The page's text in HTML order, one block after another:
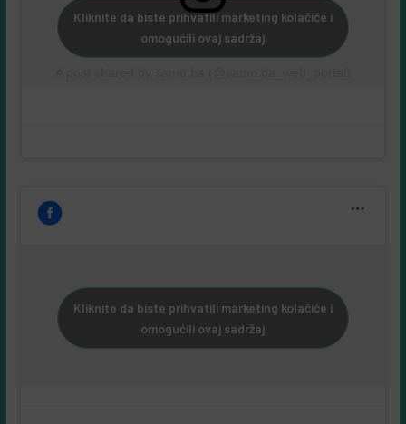
Kliknite da biste prihvatili marketing kolačiće i
omogućili ovaj sadržaj
Kliknite da biste prihvatili marketing kolačiće i
omogućili ovaj sadržaj